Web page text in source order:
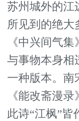
苏州城外的江
所见到的绝大
《中兴间气
与事物本身相
一种版本。南
《能改斋漫
此诗“江枫”皆